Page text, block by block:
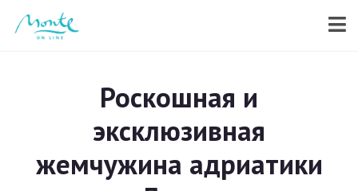
Роскошная и
эксклюзивная
жемчужина адриатики